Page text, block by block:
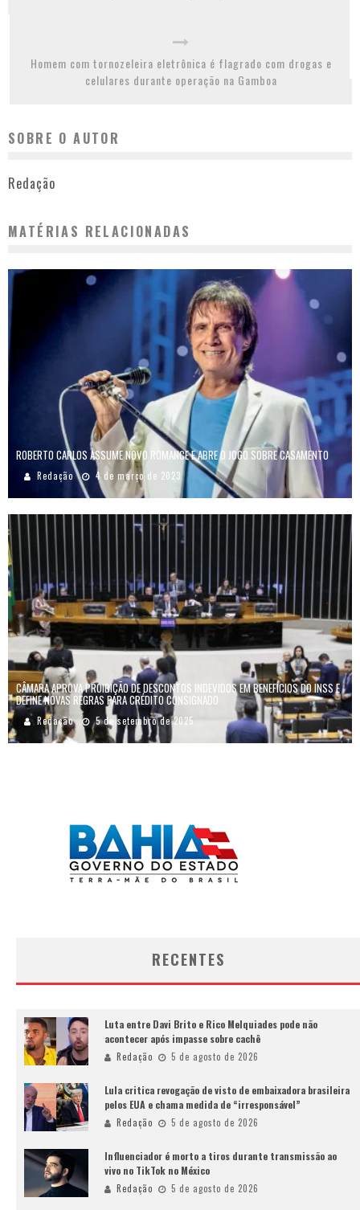
Homem com tornozeleira eletrônica é flagrado com drogas e
celulares durante operação na Gamboa
SOBRE O AUTOR
Redação
MATÉRIAS RELACIONADAS
ROBERTO CARLOS ASSUME NOVO ROMANCE E ABRE O JOGO SOBRE CASAMENTO
Redação 4 de março de 2023
CÂMARA APROVA PROIBIÇÃO DE DESCONTOS INDEVIDOS EM BENEFÍCIOS DO INSS E
DEFINE NOVAS REGRAS PARA CRÉDITO CONSIGNADO
Redação 5 de setembro de 2025
RECENTES
Luta entre Davi Brito e Rico Melquiades pode não
acontecer após impasse sobre cachê
Redação 5 de agosto de 2026
Lula critica revogação de visto de embaixadora brasileira
pelos EUA e chama medida de “irresponsável”
Redação 5 de agosto de 2026
Influenciador é morto a tiros durante transmissão ao
vivo no TikTok no México
Redação 5 de agosto de 2026